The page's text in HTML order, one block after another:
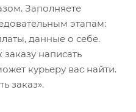
Заполняете
этапам:
данные о себе.
написать
курьеру вас найти.
заказ».